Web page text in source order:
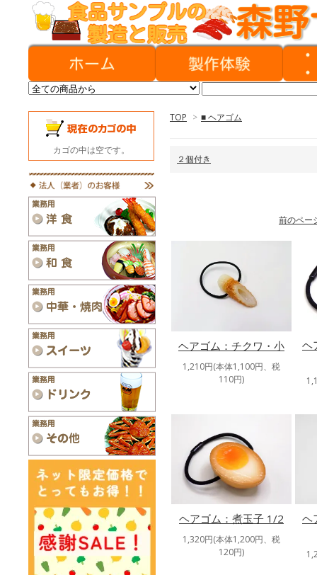
TOP > ■ ヘアゴム
２個付き
前のペー
ヘアゴム：チクワ・小
1,210円(本体1,100円、税
110円)
ヘ
ヘアゴム：煮玉子 1/2
1,320円(本体1,200円、税
120円)
ヘ
カゴの中は空です。